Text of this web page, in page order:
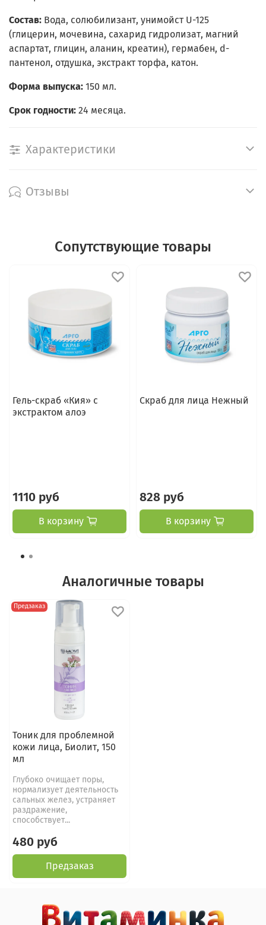
Состав: Вода, солюбилизант, унимойст U-125
(глицерин, мочевина, сахарид гидролизат, магний
аспартат, глицин, аланин, креатин), гермабен, d-
пантенол, отдушка, экстракт торфа, катон.
Форма выпуска: 150 мл.
Срок годности: 24 месяца.
Характеристики
Отзывы
Сопутствующие товары
Гель-скраб «Кия» с
экстрактом алоэ
1110 руб
В корзину
Скраб для лица Нежный
828 руб
В корзину
Аналогичные товары
Предзаказ
Тоник для проблемной
кожи лица, Биолит, 150
мл
Глубоко очищает поры,
нормализует деятельность
сальных желез, устраняет
раздражение,
способствует...
480 руб
Предзаказ